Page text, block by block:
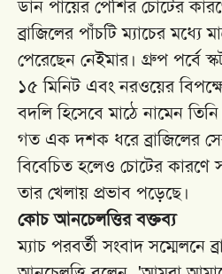
ডান পায়ের পেশির চোটের
ব্রাজিলের পাঁচটি ম্যাচের মধ্যে
পেরেছেন নেইমার। গ্রুপ পর্বে
১৫ মিনিট এবং নরওয়ের
বদলি হিসেবে মাঠে নামেন
গত এক দশক ধরে ব্রাজিলের
বিবেচিত হলেও চোটের কারণে
তার খেলায় প্রভাব পড়েছে।
কোচ আনচেলত্তির বক্তব্য
ম্যাচ পরবর্তী সংবাদ সম্মেলনে